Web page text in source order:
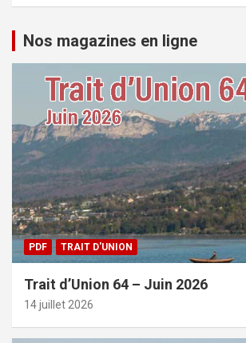
Nos magazines en ligne
PDF TRAIT D'UNION
Trait d’Union 64 – Juin 2026
14 juillet 2026